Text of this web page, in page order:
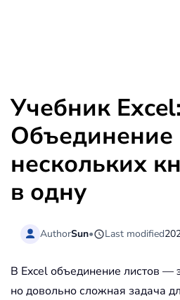
Учебник Excel:
Объединение
нескольких
в одну
AuthorSun• Last modified
В Excel объединение листов —
но довольно сложная задача